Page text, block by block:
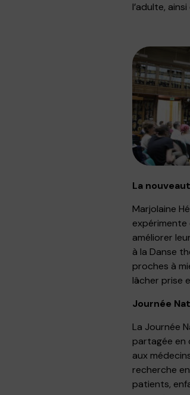
l’adulte,
La
Marjolaine
expérimente
améliorer
à la Danse
proches à
lâcher prise
Journée
La Journée
partagée en
aux
recherche
patients,